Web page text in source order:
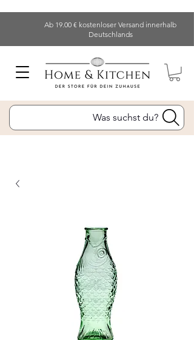
Ab 19.00 € kostenloser Versand innerhalb
Deutschlands
Was suchst du?